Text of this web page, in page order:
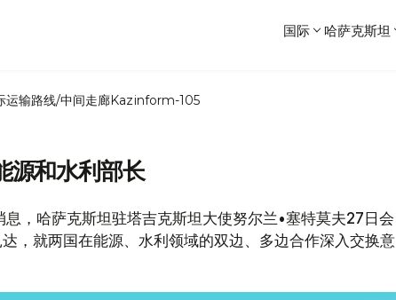
国际 哈萨克斯坦
运输路线/中间走廊Kazinform-105
源和水利部长
，哈萨克斯坦驻塔吉克斯坦大使努尔兰•塞特莫夫27日会
，就两国在能源、水利领域的双边、多边合作深入交换意